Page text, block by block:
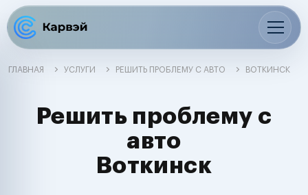
ГЛАВНАЯ УСЛУГИ РЕШИТЬ ПРОБЛЕМУ С АВТО ВОТКИНСК
Решить проблему с
авто
Воткинск